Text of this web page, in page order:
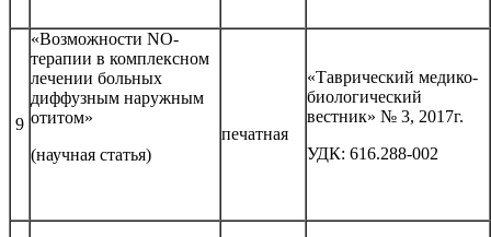
9
«Возможности NO-
терапии в комплексном
лечении больных
диффузным наружным
отитом»
(научная статья)
печатная
«Таврический медико-
биологический
вестник» № 3, 2017г.
УДК: 616.288-002